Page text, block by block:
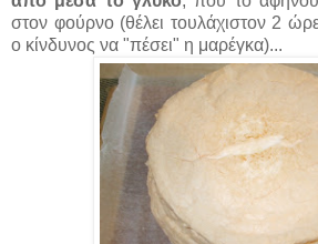
στον φούρνο (θέλει τουλάχιστον 2
ο κίνδυνος να "πέσει" η μαρέγκα)...